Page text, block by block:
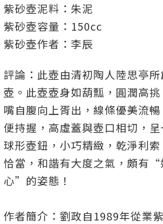
紫砂壺泥料 ：朱泥
紫砂壺容量 ：150cc
紫砂壺作者 ：李辰
評論：此壺由清初陶人陸思亭
壺。此壺壺身如葫瓢，圓潤高
嘴自腹向上胥出，線條優美流
便持握，高虛蓋與壺口相切，呈
球形壺鈕，小巧精緻，乾淨利
恰當，和諧有大度之氣，頗有“
心”的姿態！
作者簡介：劉政自1989年從業